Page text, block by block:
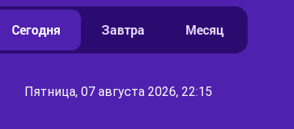
Сегодня Завтра Месяц
Пятница, 07 августа 2026, 22:15